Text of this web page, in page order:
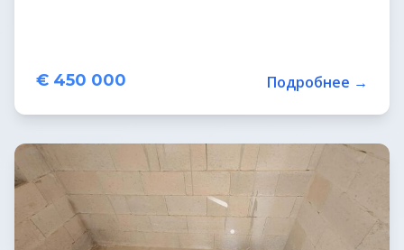
€ 450 000 Подробнее →